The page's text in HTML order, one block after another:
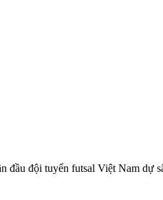
đội tuyển futsal Việt Nam dự